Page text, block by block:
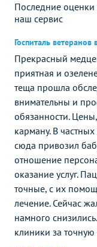
Последние оценки
наш сервис
Госпиталь
Прекрасный
приятная и
теща прошла
внимательны и
обязанности.
карману. В
сюда привозил
отношение
оказание услуг.
точные, с их
лечение. Сейчас
намного
клиники за